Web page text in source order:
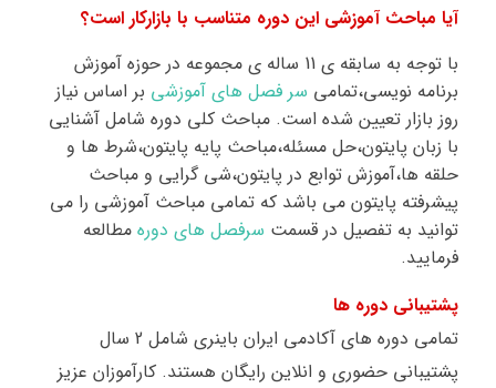
آیا مباحث آموزشی این دوره متناسب با بازارکار است؟
با توجه به سابقه ی 11 ساله ی مجموعه در حوزه آموزش
برنامه نویسی،تمامی سر فصل های آموزشی بر اساس نیاز
روز بازار تعیین شده است. مباحث کلی دوره شامل آشنایی
با زبان پایتون،حل مسئله،مباحث پایه پایتون،شرط ها و
حلقه ها،آموزش توابع در پایتون،شی گرایی و مباحث
پیشرفته پایتون می باشد که تمامی مباحث آموزشی را می
توانید به تفصیل در قسمت سرفصل های دوره مطالعه
فرمایید.
پشتیبانی دوره ها
تمامی دوره های آکادمی ایران باینری شامل 2 سال
پشتیبانی حضوری و انلاین رایگان هستند. کارآموزان عزیز